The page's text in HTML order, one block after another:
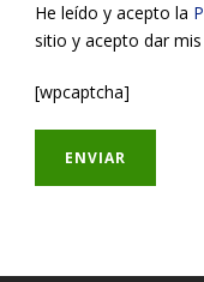
He leído y acepto la
sitio y acepto dar
[wpcaptcha]